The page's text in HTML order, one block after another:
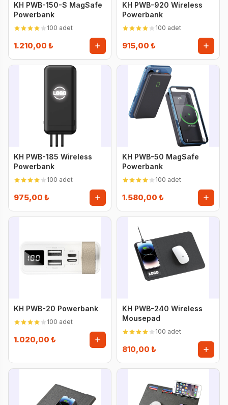
KH PWB-150-S MagSafe
Powerbank
100 adet
1.210,00 ₺
KH PWB-920 Wireless
Powerbank
100 adet
915,00 ₺
KH PWB-185 Wireless
Powerbank
100 adet
975,00 ₺
KH PWB-50 MagSafe
Powerbank
100 adet
1.580,00 ₺
KH PWB-20 Powerbank
100 adet
1.020,00 ₺
KH PWB-240 Wireless
Mousepad
100 adet
810,00 ₺